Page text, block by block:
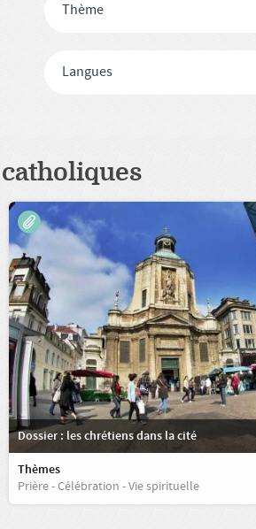
Thème
Langues
catholiques
Dossier : les chrétiens dans la cité
Thèmes
Prière - Célébration - Vie spirituelle